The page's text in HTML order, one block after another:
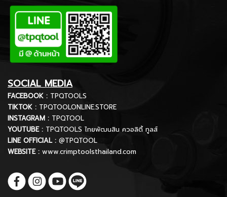
SOCIAL MEDIA
FACEBOOK : TPQTOOLS
TIKTOK : TPQTOOLONLINE.STORE
INSTAGRAM : TPQTOOL
YOUTUBE : TPQTOOLS ไทยพัฒนสิน ควอลิตี้ ทูลส์
LINE OFFICIAL : @TPQTOOL
WEBSITE : www.crimptoolsthailand.com